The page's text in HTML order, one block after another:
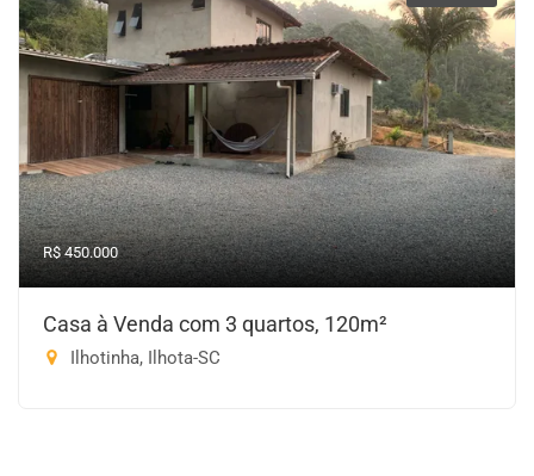
R$ 450.000
Casa à Venda com 3 quartos, 120m²
Ilhotinha, Ilhota-SC